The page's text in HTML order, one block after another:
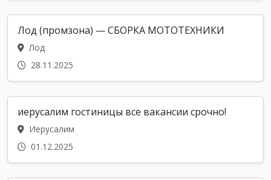
Лод (промзона) — СБОРКА МОТОТЕХНИКИ
Лод
28.11.2025
иерусалим гостиницы все вакансии срочно!
Иерусалим
01.12.2025